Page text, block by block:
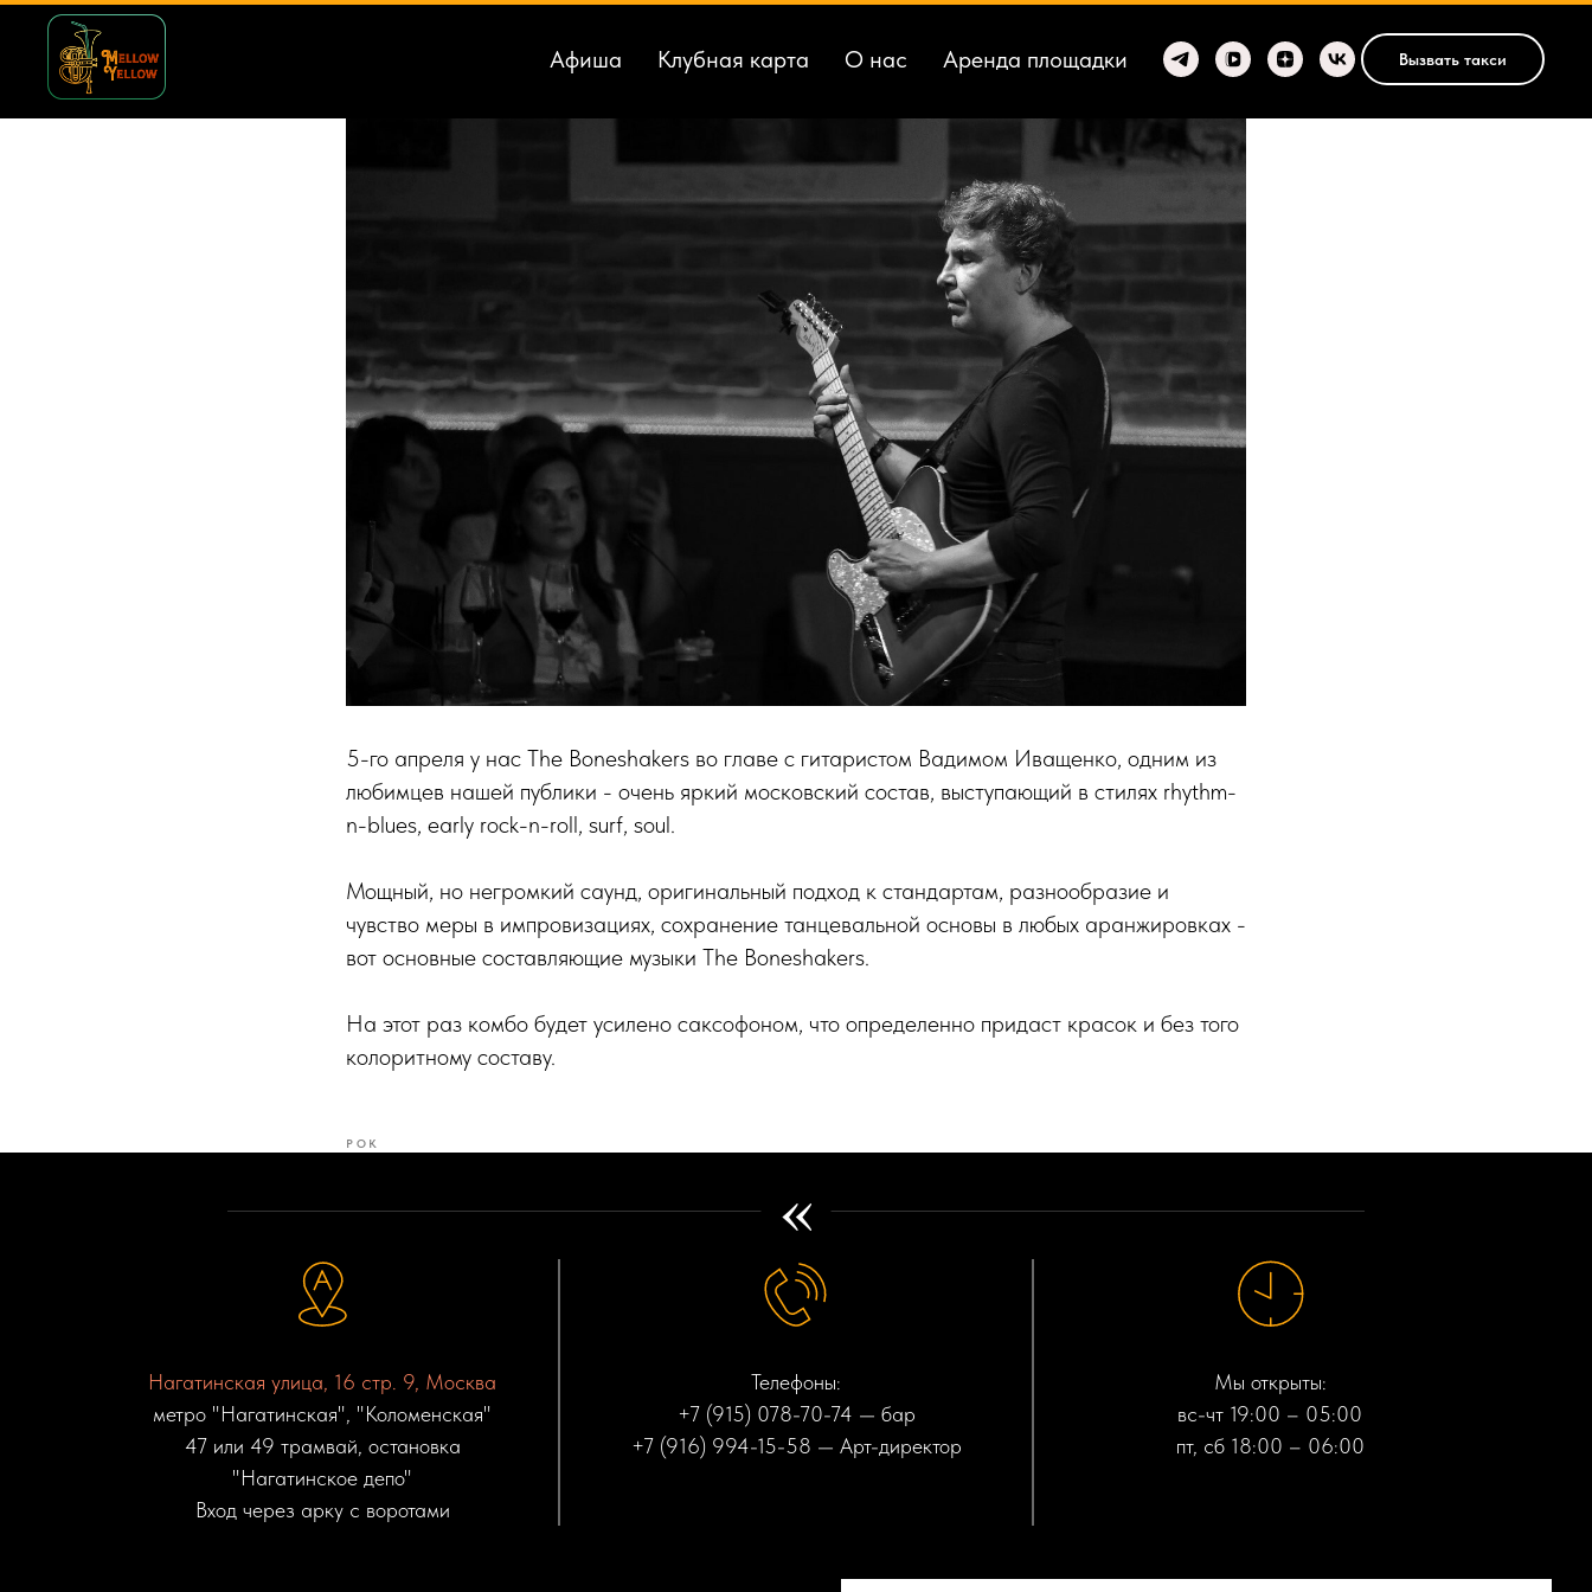
Афиша Клубная карта О нас Аренда площадки Вызвать такси
сб 5 апреля 20:00 // The Boneshakers
5-го апреля у нас The Boneshakers во главе с гитаристом Вадимом Иващенко, одним из
любимцев нашей публики - очень яркий московский состав, выступающий в стилях rhythm-
n-blues, early rock-n-roll, surf, soul.
Мощный, но негромкий саунд, оригинальный подход к стандартам, разнообразие и
чувство меры в импровизациях, сохранение танцевальной основы в любых аранжировках -
вот основные составляющие музыки The Boneshakers.
На этот раз комбо будет усилено саксофоном, что определенно придаст красок и без того
колоритному составу.
РОК
«
Нагатинская улица, 16 стр. 9, Москва
метро "Нагатинская", "Коломенская"
47 или 49 трамвай, остановка
"Нагатинское депо"
Вход через арку с воротами
Телефоны:
+7 (915) 078-70-74 — бар
+7 (916) 994-15-58 — Арт-директор
Мы открыты:
вс-чт 19:00 – 05:00
пт, сб 18:00 – 06:00